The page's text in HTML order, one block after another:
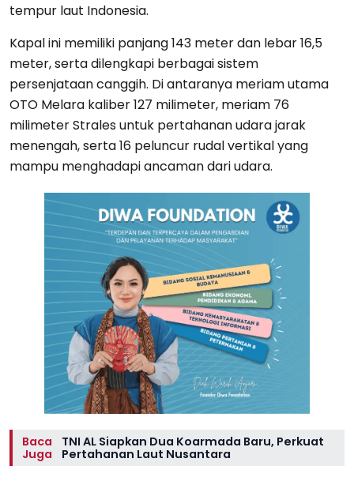
tempur laut Indonesia.
Kapal ini memiliki panjang 143 meter dan lebar 16,5
meter, serta dilengkapi berbagai sistem
persenjataan canggih. Di antaranya meriam utama
OTO Melara kaliber 127 milimeter, meriam 76
milimeter Strales untuk pertahanan udara jarak
menengah, serta 16 peluncur rudal vertikal yang
mampu menghadapi ancaman dari udara.
Baca
Juga
TNI AL Siapkan Dua Koarmada Baru, Perkuat
Pertahanan Laut Nusantara